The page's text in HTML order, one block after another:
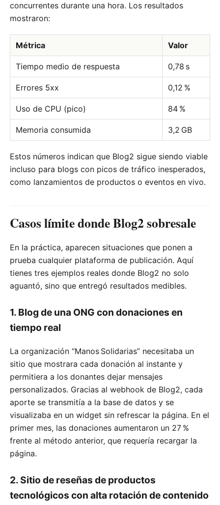
concurrentes durante una hora. Los resultados
mostraron:
Métrica Valor
Tiempo medio de respuesta 0,78 s
Errores 5xx 0,12 %
Uso de CPU (pico) 84 %
Memoria consumida 3,2 GB
Estos números indican que Blog2 sigue siendo viable
incluso para blogs con picos de tráfico inesperados,
como lanzamientos de productos o eventos en vivo.
Casos límite donde Blog2 sobresale
En la práctica, aparecen situaciones que ponen a
prueba cualquier plataforma de publicación. Aquí
tienes tres ejemplos reales donde Blog2 no solo
aguantó, sino que entregó resultados medibles.
1. Blog de una ONG con donaciones en
tiempo real
La organización “Manos Solidarias” necesitaba un
sitio que mostrara cada donación al instante y
permitiera a los donantes dejar mensajes
personalizados. Gracias al webhook de Blog2, cada
aporte se transmitía a la base de datos y se
visualizaba en un widget sin refrescar la página. En el
primer mes, las donaciones aumentaron un 27 %
frente al método anterior, que requería recargar la
página.
2. Sitio de reseñas de productos
tecnológicos con alta rotación de contenido